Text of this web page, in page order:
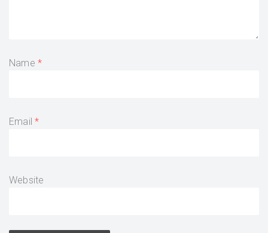
Name
Email
Website